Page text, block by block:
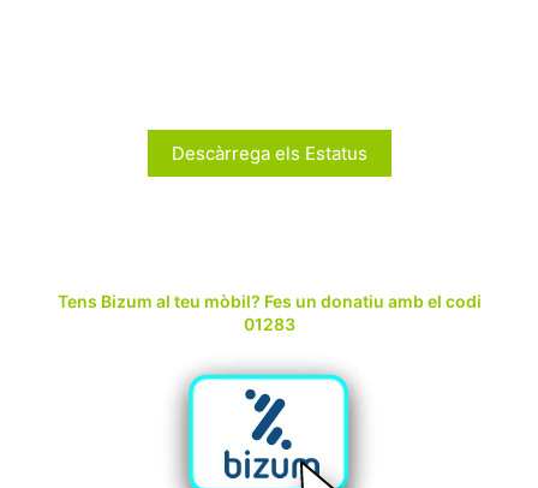
Descàrrega els Estatus
Tens Bizum al teu mòbil? Fes un donatiu amb el codi
01283